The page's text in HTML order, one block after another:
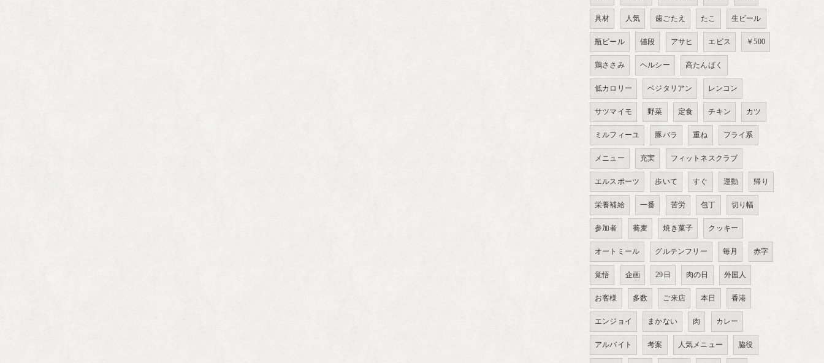
具材 人気 歯ごたえ たこ 生ビール
瓶ビール 値段 アサヒ エビス ￥500
鶏ささみ ヘルシー 高たんぱく
低カロリー ベジタリアン レンコン
サツマイモ 野菜 定食 チキン カツ
ミルフィーユ 豚バラ 重ね フライ系
メニュー 充実 フィットネスクラブ
エルスポーツ 歩いて すぐ 運動 帰り
栄養補給 一番 苦労 包丁 切り幅
参加者 蕎麦 焼き菓子 クッキー
オートミール グルテンフリー 毎月 赤字
覚悟 企画 29日 肉の日 外国人
お客様 多数 ご来店 本日 香港
エンジョイ まかない 肉 カレー
アルバイト 考案 人気メニュー 脇役